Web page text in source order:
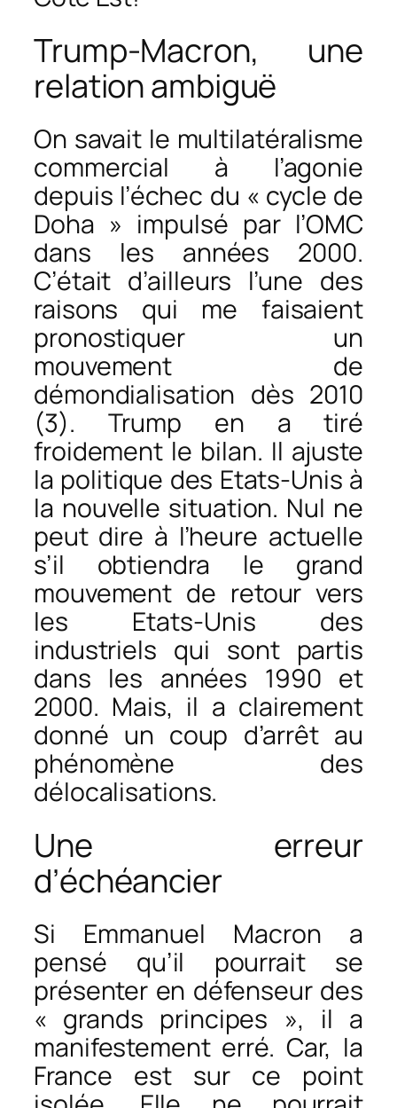
Trump-Macron, une
relation ambiguë
On savait le multilatéralisme
commercial à l’agonie
depuis l’échec du « cycle de
Doha » impulsé par l’OMC
dans les années 2000.
C’était d’ailleurs l’une des
raisons qui me faisaient
pronostiquer un
mouvement de
démondialisation dès 2010
(3). Trump en a tiré
froidement le bilan. Il ajuste
la politique des Etats-Unis à
la nouvelle situation. Nul ne
peut dire à l’heure actuelle
s’il obtiendra le grand
mouvement de retour vers
les Etats-Unis des
industriels qui sont partis
dans les années 1990 et
2000. Mais, il a clairement
donné un coup d’arrêt au
phénomène des
délocalisations.
Une erreur
d’échéancier
Si Emmanuel Macron a
pensé qu’il pourrait se
présenter en défenseur des
« grands principes », il a
manifestement erré. Car, la
France est sur ce point